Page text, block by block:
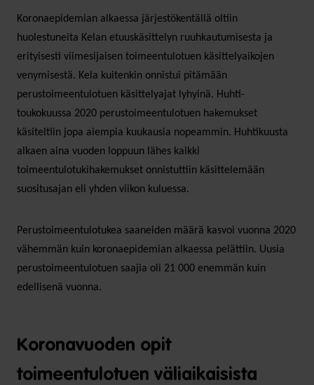
Koronaepidemian alkaessa järjestökentällä oltiin
huolestuneita Kelan etuuskäsittelyn ruuhkautumisesta ja
erityisesti viimesijaisen toimeentulotuen käsittelyaikojen
venymisestä. Kela kuitenkin onnistui pitämään
perustoimeentulotuen käsittelyajat lyhyinä. Huhti-
toukokuussa 2020 perustoimeentulotuen hakemukset
käsiteltiin jopa aiempia kuukausia nopeammin. Huhtikuusta
alkaen aina vuoden loppuun lähes kaikki
toimeentulotukihakemukset onnistuttiin käsittelemään
suositusajan eli yhden viikon kuluessa.
Perustoimeentulotukea saaneiden määrä kasvoi vuonna 2020
vähemmän kuin koronaepidemian alkaessa pelättiin. Uusia
perustoimeentulotuen saajia oli 21 000 enemmän kuin
edellisenä vuonna.
Koronavuoden opit
toimeentulotuen väliaikaisista